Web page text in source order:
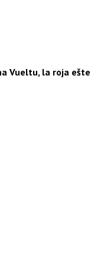
Vueltu, la roja ešte